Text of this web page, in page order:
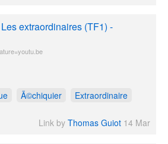
extraordinaires (TF1) -
Ã©chiquier
Extraordinaire
Link by Thomas Guiot 14 Mar